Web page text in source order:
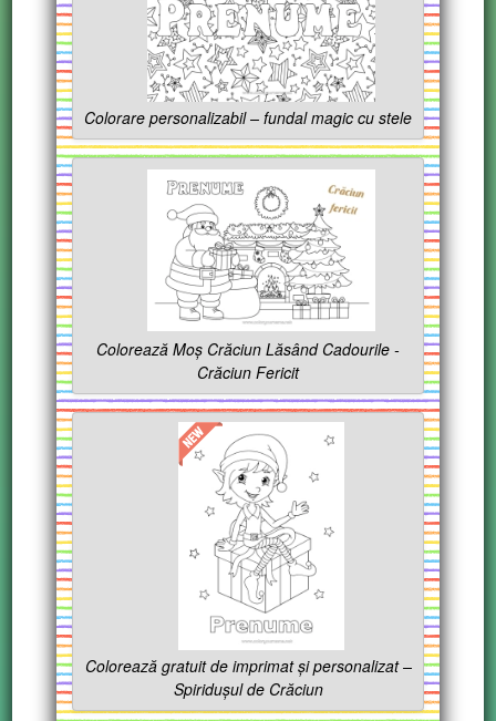
Colorare personalizabil – fundal magic cu stele
Colorează Moș Crăciun Lăsând Cadourile -
Crăciun Fericit
Colorează gratuit de imprimat și personalizat –
Spiridușul de Crăciun